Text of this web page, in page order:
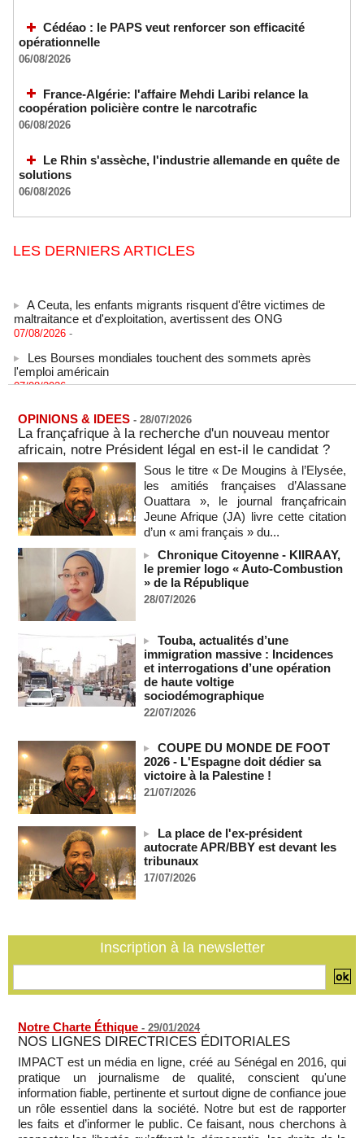
Cédéao : le PAPS veut renforcer son efficacité
opérationnelle
06/08/2026
France-Algérie: l'affaire Mehdi Laribi relance la
coopération policière contre le narcotrafic
06/08/2026
Le Rhin s'assèche, l'industrie allemande en quête de
solutions
06/08/2026
LES DERNIERS ARTICLES
maltraitance et d'exploitation, avertissent des ONG
07/08/2026 -
l'emploi américain
07/08/2026 -
Alassane Ouattara appelle à la contribution de toutes les forces
vives de la nation
07/08/2026
Polémique à l’Assemblée nationale : Yaël Braun-Pivet se dit
"dépassée" par les critiques concernant le nouveau pavillon
07/08/2026 -
Depuis le « cessez-le-feu » à Gaza, les forces israéliennes
ont tué 300 enfants palestiniens (UNICEF)
07/08/2026 -
Guinée-Bissau - Première visite de la médiation sénégalaise
après le sommet de la Cedeao
07/08/2026 -
mois après son départ du pouvoir
07/08/2026
Mali-Algérie : le PM Maïga affirme qu’il n’y a « aucune
rupture diplomatique » entre les 2 pays
07/08/2026 -
demande une enquête pour crime de guerre
07/08/2026 -
Côte d'Ivoire : le président Ouattara accorde la grâce à 4.661
détenus
07/08/2026 -
Plagiat à Cambridge - L’université va réexaminer le
recrutement de ses enseignants
07/08/2026 -
La Türkiye, l’Arabie saoudite et le Pakistan signent un accord
La Bourse de Paris termine en hausse et poursuit sa course
OPINIONS & IDEES - 28/07/2026
La françafrique à la recherche d'un nouveau mentor
africain, notre Président légal en est-il le candidat ?
Sous le titre « De Mougins à l’Elysée,
les amitiés françaises d’Alassane
Ouattara », le journal françafricain
Jeune Afrique (JA) livre cette citation
d’un « ami français » du...
Chronique Citoyenne - KIIRAAY,
le premier logo « Auto-Combustion
» de la République
28/07/2026
Touba, actualités d’une
immigration massive : Incidences
et interrogations d’une opération
de haute voltige
sociodémographique
22/07/2026
COUPE DU MONDE DE FOOT
2026 - L'Espagne doit dédier sa
victoire à la Palestine !
21/07/2026
La place de l'ex-président
autocrate APR/BBY est devant les
tribunaux
17/07/2026
Inscription à la newsletter
Notre Charte Éthique - 29/01/2024
NOS LIGNES DIRECTRICES ÉDITORIALES
IMPACT est un média en ligne, créé au Sénégal en 2016, qui
pratique un journalisme de qualité, conscient qu'une
information fiable, pertinente et surtout digne de confiance joue
un rôle essentiel dans la société. Notre but est de rapporter
les faits et d’informer le public. Ce faisant, nous cherchons à